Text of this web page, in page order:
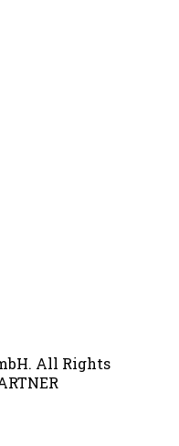
All Rights